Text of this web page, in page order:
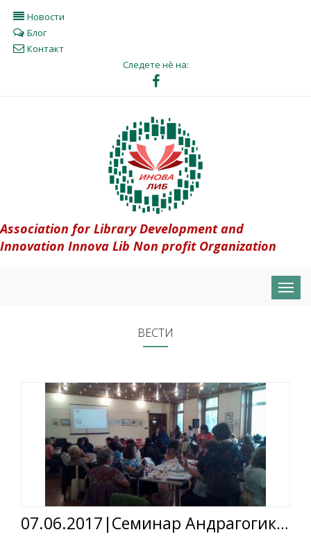
Новости
Блог
Контакт
Следете нè на:
Association for Library Development and
Innovation Innova Lib Non profit Organization
ВЕСТИ
07.06.2017|Семинар Андрагогика – виртуелна средба за обука на библиотекари